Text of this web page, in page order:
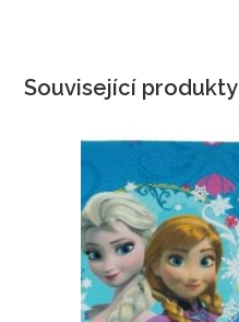
Související produkty